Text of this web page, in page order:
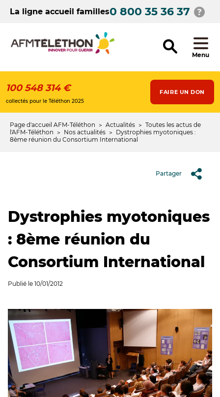
contenuLa ligne accueil familles0 800 35 36 37
Menu
100 548 314 €
collectés pour le Téléthon 2025
FAIRE UN DON
Fil
d'Ariane
Page d'accueil AFM-Téléthon Actualités
Toutes les actus de
l'AFM-Téléthon
Nos actualités
Dystrophies myotoniques :
8ème réunion du Consortium International
Partager
Dystrophies myotoniques
: 8ème réunion du
Consortium International
Publié le 10/01/2012